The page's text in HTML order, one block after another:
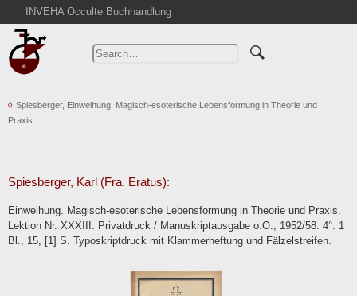
INVEHA Occulte Buchhandlung
Home
Advanced Search
Cart
Abbreviations
Contact
Terms
Spiesberger, Einweihung. Magisch-esoterische Lebensformung in Theorie und
Praxis…
Spiesberger, Karl (Fra. Eratus):
Einweihung. Magisch-esoterische Lebensformung in Theorie und Praxis.
Lektion Nr. XXXIII. Privatdruck / Manuskriptausgabe o.O., 1952/58. 4°. 1
Bl., 15, [1] S. Typoskriptdruck mit Klammerheftung und Fälzelstreifen.